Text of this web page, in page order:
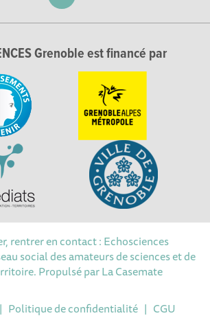
Grenoble est financé par
rentrer en contact : Echosciences
social des amateurs de sciences et de
Propulsé parLa Casemate
| Politique de confidentialité | CGU